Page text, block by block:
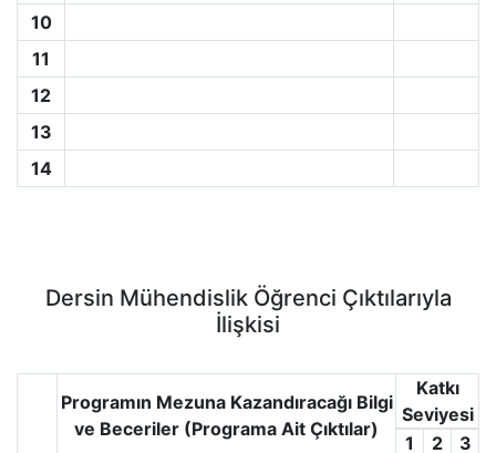
10
11
12
13
14
Dersin Mühendislik Öğrenci Çıktılarıyla
İlişkisi
Programın Mezuna Kazandıracağı Bilgi
ve Beceriler (Programa Ait Çıktılar)
Katkı
Seviyesi
1
2 3